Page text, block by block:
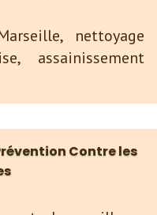
nettoyage
assainissement
Contre les